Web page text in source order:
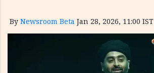
By Newsroom Beta Jan 28, 2026, 11:00 IST